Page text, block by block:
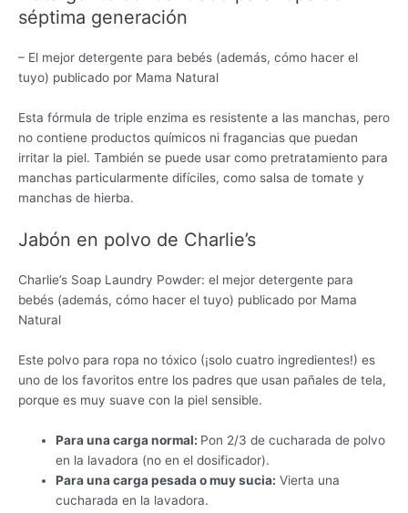
séptima generación
– El mejor detergente para bebés (además, cómo hacer el
tuyo) publicado por Mama Natural
Esta fórmula de triple enzima es resistente a las manchas, pero
no contiene productos químicos ni fragancias que puedan
irritar la piel. También se puede usar como pretratamiento para
manchas particularmente difíciles, como salsa de tomate y
manchas de hierba.
Jabón en polvo de Charlie’s
Charlie’s Soap Laundry Powder: el mejor detergente para
bebés (además, cómo hacer el tuyo) publicado por Mama
Natural
Este polvo para ropa no tóxico (¡solo cuatro ingredientes!) es
uno de los favoritos entre los padres que usan pañales de tela,
porque es muy suave con la piel sensible.
Para una carga normal: Pon 2/3 de cucharada de polvo
en la lavadora (no en el dosificador).
Para una carga pesada o muy sucia: Vierta una
cucharada en la lavadora.